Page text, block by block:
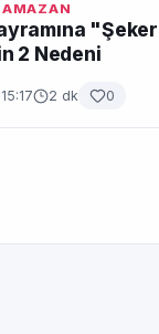
2 Nedeni
2 dk 0